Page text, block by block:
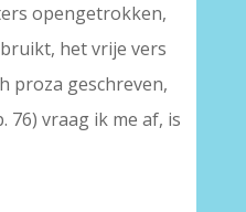
opengetrokken,
het vrije vers
proza geschreven,
76) vraag ik me af, is